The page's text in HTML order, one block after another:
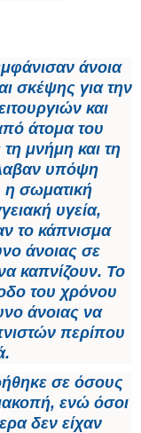
άνοια
σκέψης για την
και
άτομα του
μνήμη και τη
υπόψη
η σωματική
υγεία,
το κάπνισμα
άνοιας σε
καπνίζουν. Το
του χρόνου
άνοιας να
περίπου
σε όσους
ενώ όσοι
δεν είχαν